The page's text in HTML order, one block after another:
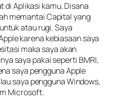
di Aplikasi kamu. Disana
memantai Capital yang
atau rugi. Saya
karena kebiasaan saya
maka saya akan
saya pakai seperti BMRI,
saya pengguna Apple
saya pengguna Windows,
Microsoft.